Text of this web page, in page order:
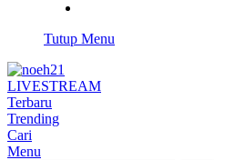
Tutup Menu
LIVESTREAM
Terbaru
Trending
Cari
Menu